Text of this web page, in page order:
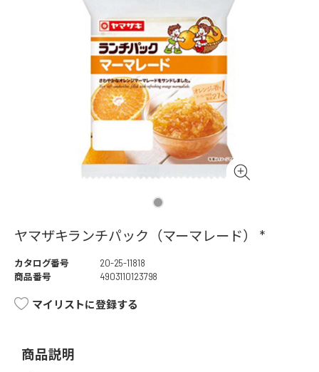
ヤマザキランチパック（マーマレード） *
カタログ番号
20-25-11818
商品番号
4903110123798
マイリストに登録する
商品説明